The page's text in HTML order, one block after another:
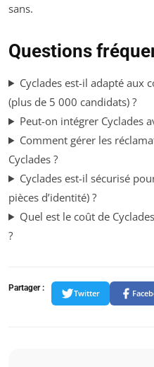
sans.
Questions
Cyclades est-il adapté aux
(plus de 5 000 candidats) ?
Peut-on intégrer Cyclades
Comment gérer les
Cyclades ?
Cyclades est-il sécurisé
pièces d’identité) ?
Quel est le coût de
?
Partager :
Twitter